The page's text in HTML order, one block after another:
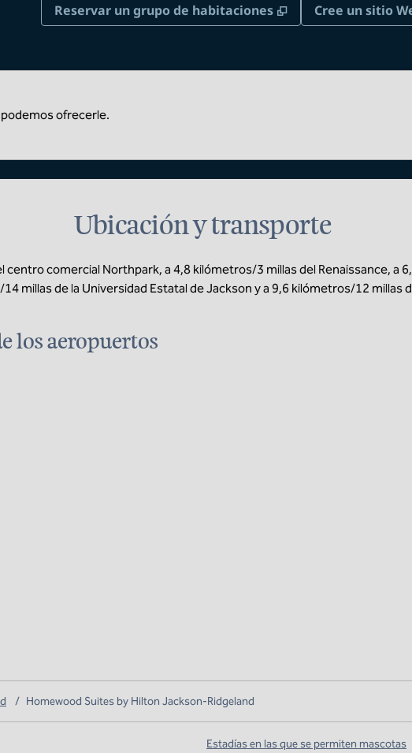
Reservar un grupo de habitaciones , Abre una pestaña
Cree un sitio
ofrecerle.
Ubicación y transporte
comercial Northpark, a 4,8 kilómetros/3 millas del Renaissance, a
millas de la Universidad Estatal de Jackson y a 9,6 kilómetros/12 millas
los aeropuertos
/ Homewood Suites by Hilton Jackson-Ridgeland
Estadías en las que se permiten mascotas